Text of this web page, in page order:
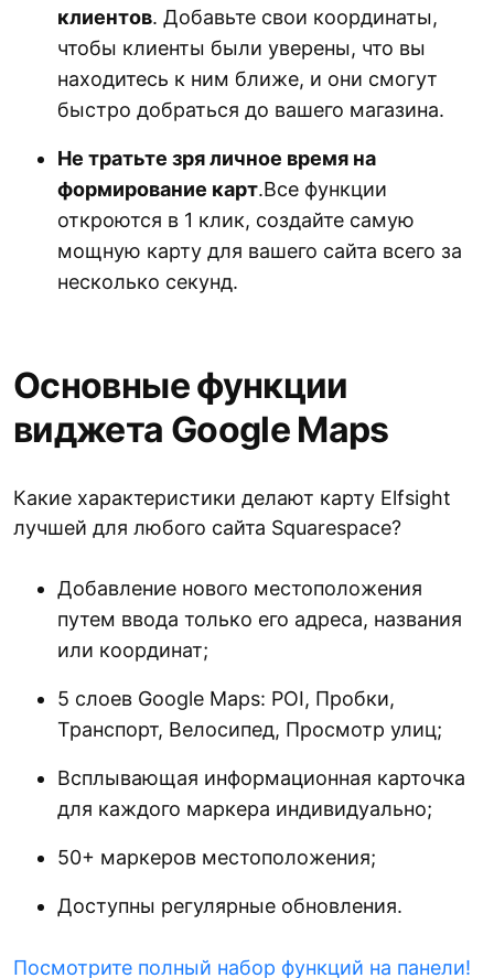
клиентов. Добавьте свои координаты,
чтобы клиенты были уверены, что вы
находитесь к ним ближе, и они смогут
быстро добраться до вашего магазина.
Не тратьте зря личное время на
формирование карт.Все функции
откроются в 1 клик, создайте самую
мощную карту для вашего сайта всего за
несколько секунд.
Основные функции
виджета Google Maps
Какие характеристики делают карту Elfsight
лучшей для любого сайта Squarespace?
Добавление нового местоположения
путем ввода только его адреса, названия
или координат;
5 слоев Google Maps: POI, Пробки,
Транспорт, Велосипед, Просмотр улиц;
Всплывающая информационная карточка
для каждого маркера индивидуально;
50+ маркеров местоположения;
Доступны регулярные обновления.
Посмотрите полный набор функций на панели!